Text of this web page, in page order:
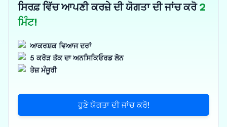
ਸਿਰਫ਼ ਵਿੱਚ ਆਪਣੀ ਕਰਜ਼ੇ ਦੀ ਯੋਗਤਾ ਦੀ ਜਾਂਚ ਕਰੋ2
ਮਿੰਟ!
ਆਕਰਸ਼ਕ ਵਿਆਜ ਦਰਾਂ
5 ਕਰੋੜ ਤੱਕ ਦਾ ਅਨਸਿਕਿਓਰਡ ਲੋਨ
ਤੇਜ਼ ਮੰਜੂਰੀ
ਹੁਣੇ ਯੋਗਤਾ ਦੀ ਜਾਂਚ ਕਰੋ!